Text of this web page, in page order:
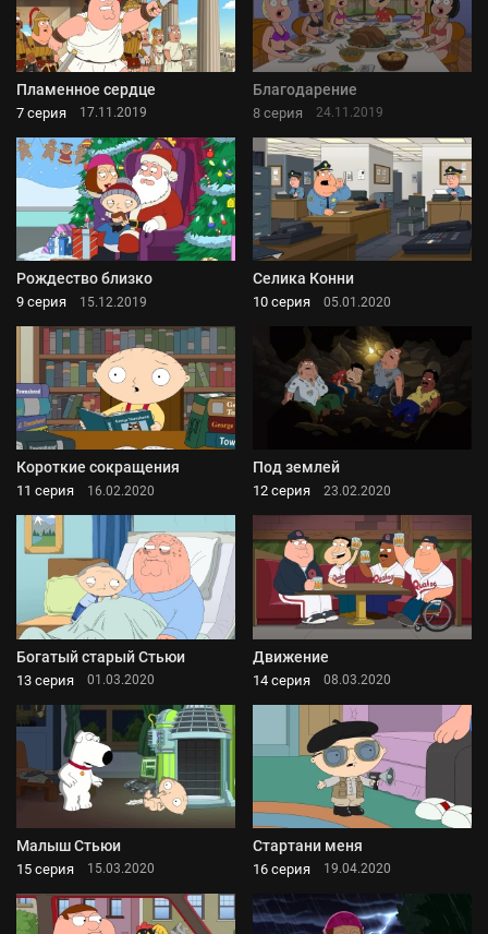
Пламенное сердце
7 серия 17.11.2019
Благодарение
8 серия 24.11.2019
Рождество близко
9 серия 15.12.2019
Селика Конни
10 серия 05.01.2020
Короткие сокращения
11 серия 16.02.2020
Под землей
12 серия 23.02.2020
Богатый старый Стьюи
13 серия 01.03.2020
Движение
14 серия 08.03.2020
Малыш Стьюи
15 серия 15.03.2020
Стартани меня
16 серия 19.04.2020